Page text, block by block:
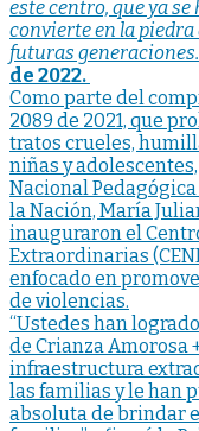
este centro, que ya
convierte en la
futuras generaciones.
de 2022.
Como parte del
2089 de 2021, que
tratos crueles,
niñas y
Nacional
la Nación, María
inauguraron el
Extraordinarias
enfocado en
de violencias.
“Ustedes han
de Crianza Amorosa
infraestructura
las familias y le han
absoluta de brindar